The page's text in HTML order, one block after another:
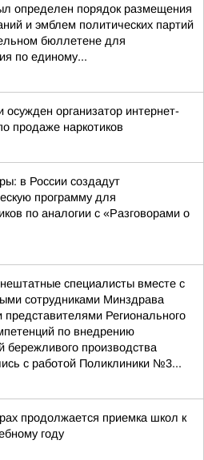
определен порядок размещения
и эмблем политических партий
бюллетене для
по единому...
организатор интернет-
продаже наркотиков
в России создадут
программу для
по аналогии с «Разговорами о
специалисты вместе с
сотрудниками Минздрава
Регионального
по внедрению
бережливого производства
с работой Поликлиники №3...
продолжается приемка школ к
году